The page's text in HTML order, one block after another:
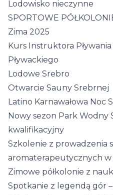
Lodowisko nieczynne
SPORTOWE
Zima 2025
Kurs Instruktora
Pływackiego
Lodowe Srebro
Otwarcie Sauny Srebrnej
Latino Karnawałowa Noc
Nowy sezon Park Wodny
kwalifikacyjny
Szkolenie z prowadzenia
aromaterapeutycznych w
Zimowe półkolonie z
Spotkanie z legendą gór